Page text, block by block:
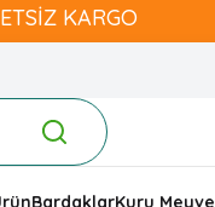
KARGO
BardaklarKuru Meyve